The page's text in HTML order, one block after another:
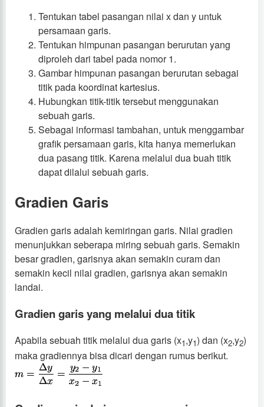
Tentukan tabel pasangan nilai x dan y untuk
persamaan garis.
Tentukan himpunan pasangan berurutan yang
diproleh dari tabel pada nomor 1.
Gambar himpunan pasangan berurutan sebagai
titik pada koordinat kartesius.
Hubungkan titik-titik tersebut menggunakan
sebuah garis.
Sebagai informasi tambahan, untuk menggambar
grafik persamaan garis, kita hanya memerlukan
dua pasang titik. Karena melalui dua buah titik
dapat dilalui sebuah garis.
Gradien Garis
Gradien garis adalah kemiringan garis. Nilai gradien
menunjukkan seberapa miring sebuah garis. Semakin
besar gradien, garisnya akan semakin curam dan
semakin kecil nilai gradien, garisnya akan semakin
landai.
Gradien garis yang melalui dua titik
Apabila sebuah titik melalui dua garis (x1,y1) dan (x2,y2)
maka gradiennya bisa dicari dengan rumus berikut.